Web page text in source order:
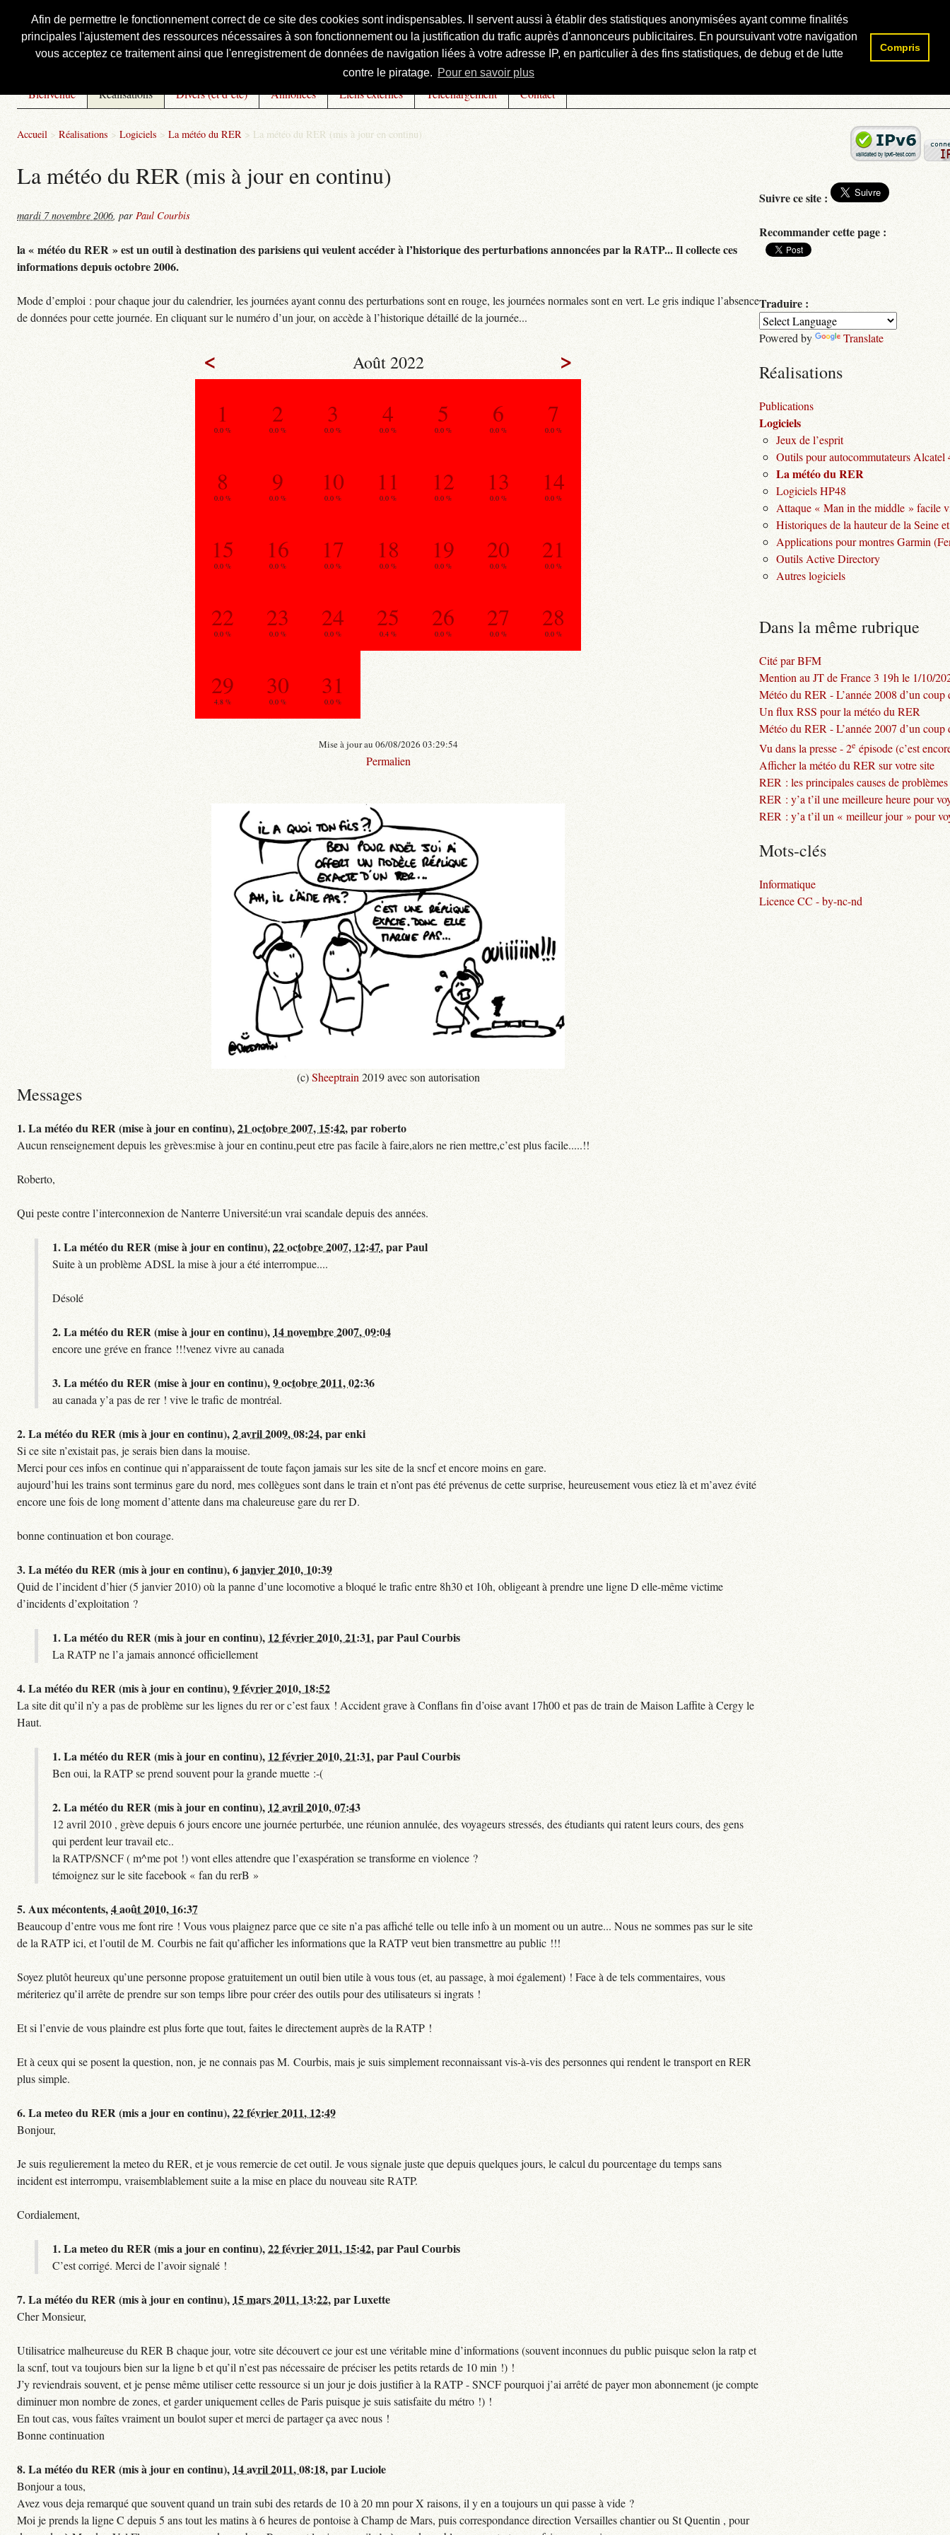
Afin de permettre le fonctionnement correct de ce site des cookies sont indispensables. Il servent aussi à établir des statistiques anonymisées ayant comme finalités
principales l'ajustement des ressources nécessaires à son fonctionnement ou la justification du trafic auprès d'annonceurs publicitaires. En poursuivant votre navigation
vous acceptez ce traitement ainsi que l'enregistrement de données de navigation liées à votre adresse IP, en particulier à des fins statistiques, de debug et de lutte
contre le piratage. Pour en savoir plus
Compris
Courbis, « LE » Blog Officiel
Bienvenue Réalisations Divers (et d’été) Annonces Liens externes Téléchargement Contact
Accueil > Réalisations > Logiciels > La météo du RER > La météo du RER (mis à jour en continu)
La météo du RER (mis à jour en continu)
mardi 7 novembre 2006, par Paul Courbis
la « météo du RER » est un outil à destination des parisiens qui veulent accéder à l’historique des perturbations annoncées par la RATP... Il collecte ces
informations depuis octobre 2006.
Mode d’emploi : pour chaque jour du calendrier, les journées ayant connu des perturbations sont en rouge, les journées normales sont en vert. Le gris indique l’absence
de données pour cette journée. En cliquant sur le numéro d’un jour, on accède à l’historique détaillé de la journée...
< Août 2022 >
1
0.0 %
2
0.0 %
3
0.0 %
4
0.0 %
5
0.0 %
6
0.0 %
7
0.0 %
8
0.0 %
9
0.0 %
10
0.0 %
11
0.0 %
12
0.0 %
13
0.0 %
14
0.0 %
15
0.0 %
16
0.0 %
17
0.0 %
18
0.0 %
19
0.0 %
20
0.0 %
21
0.0 %
22
0.0 %
23
0.0 %
24
0.0 %
25
0.4 %
26
0.0 %
27
0.0 %
28
0.0 %
29
4.8 %
30
0.0 %
31
0.0 %
Mise à jour au 06/08/2026 03:29:54
Permalien
(c)Sheeptrain 2019 avec son autorisation
Messages
1.La météo du RER (mise à jour en continu),21 octobre 2007, 15:42,parroberto
Aucun renseignement depuis les grèves:mise à jour en continu,peut etre pas facile à faire,alors ne rien mettre,c’est plus facile.....!!
Roberto,
Qui peste contre l’interconnexion de Nanterre Université:un vrai scandale depuis des années.
1.La météo du RER (mise à jour en continu),22 octobre 2007, 12:47,parPaul
Suite à un problème ADSL la mise à jour a été interrompue....
Désolé
2.La météo du RER (mise à jour en continu), 14 novembre 2007, 09:04
encore une gréve en france !!!venez vivre au canada
3.La météo du RER (mise à jour en continu),9 octobre 2011, 02:36
au canada y’a pas de rer ! vive le trafic de montréal.
2.La météo du RER (mis à jour en continu),2 avril 2009, 08:24,parenki
Si ce site n’existait pas, je serais bien dans la mouise.
Merci pour ces infos en continue qui n’apparaissent de toute façon jamais sur les site de la sncf et encore moins en gare.
aujourd’hui les trains sont terminus gare du nord, mes collègues sont dans le train et n’ont pas été prévenus de cette surprise, heureusement vous etiez là et m’avez évité
encore une fois de long moment d’attente dans ma chaleureuse gare du rer D.
bonne continuation et bon courage.
3.La météo du RER (mis à jour en continu),6 janvier 2010, 10:39
Quid de l’incident d’hier (5 janvier 2010) où la panne d’une locomotive a bloqué le trafic entre 8h30 et 10h, obligeant à prendre une ligne D elle-même victime
d’incidents d’exploitation ?
1.La météo du RER (mis à jour en continu), 12 février 2010, 21:31,parPaul Courbis
La RATP ne l’a jamais annoncé officiellement
4.La météo du RER (mis à jour en continu),9 février 2010, 18:52
La site dit qu’il n’y a pas de problème sur les lignes du rer or c’est faux ! Accident grave à Conflans fin d’oise avant 17h00 et pas de train de Maison Laffite à Cergy le
Haut.
1.La météo du RER (mis à jour en continu), 12 février 2010, 21:31,parPaul Courbis
Ben oui, la RATP se prend souvent pour la grande muette :-(
2.La météo du RER (mis à jour en continu), 12 avril 2010, 07:43
12 avril 2010 , grève depuis 6 jours encore une journée perturbée, une réunion annulée, des voyageurs stressés, des étudiants qui ratent leurs cours, des gens
qui perdent leur travail etc..
la RATP/SNCF ( m^me pot !) vont elles attendre que l’exaspération se transforme en violence ?
témoignez sur le site facebook « fan du rerB »
5.Aux mécontents,4 août 2010, 16:37
Beaucoup d’entre vous me font rire ! Vous vous plaignez parce que ce site n’a pas affiché telle ou telle info à un moment ou un autre... Nous ne sommes pas sur le site
de la RATP ici, et l’outil de M. Courbis ne fait qu’afficher les informations que la RATP veut bien transmettre au public !!!
Soyez plutôt heureux qu’une personne propose gratuitement un outil bien utile à vous tous (et, au passage, à moi également) ! Face à de tels commentaires, vous
mériteriez qu’il arrête de prendre sur son temps libre pour créer des outils pour des utilisateurs si ingrats !
Et si l’envie de vous plaindre est plus forte que tout, faites le directement auprès de la RATP !
Et à ceux qui se posent la question, non, je ne connais pas M. Courbis, mais je suis simplement reconnaissant vis-à-vis des personnes qui rendent le transport en RER
plus simple.
6.La meteo du RER (mis a jour en continu),22 février 2011, 12:49
Bonjour,
Je suis regulierement la meteo du RER, et je vous remercie de cet outil. Je vous signale juste que depuis quelques jours, le calcul du pourcentage du temps sans
incident est interrompu, vraisemblablement suite a la mise en place du nouveau site RATP.
Cordialement,
1.La meteo du RER (mis a jour en continu),22 février 2011, 15:42,parPaul Courbis
C’est corrigé. Merci de l’avoir signalé !
7.La météo du RER (mis à jour en continu), 15 mars 2011, 13:22,parLuxette
Cher Monsieur,
Utilisatrice malheureuse du RER B chaque jour, votre site découvert ce jour est une véritable mine d’informations (souvent inconnues du public puisque selon la ratp et
la scnf, tout va toujours bien sur la ligne b et qu’il n’est pas nécessaire de préciser les petits retards de 10 min !) !
J’y reviendrais souvent, et je pense même utiliser cette ressource si un jour je dois justifier à la RATP - SNCF pourquoi j’ai arrêté de payer mon abonnement (je compte
diminuer mon nombre de zones, et garder uniquement celles de Paris puisque je suis satisfaite du métro !) !
En tout cas, vous faîtes vraiment un boulot super et merci de partager ça avec nous !
Bonne continuation
8.La météo du RER (mis à jour en continu), 14 avril 2011, 08:18,parLuciole
Bonjour a tous,
Avez vous deja remarqué que souvent quand un train subi des retards de 10 à 20 mn pour X raisons, il y en a toujours un qui passe à vide ?
Moi je prends la ligne C depuis 5 ans tout les matins à 6 heures de pontoise à Champ de Mars, puis correspondance direction Versailles chantier ou St Quentin , pour
Rechercher :
Suivre ce site :
Recommander cette page :
Traduire :
Powered by Translate
Réalisations
Publications
Logiciels
Jeux de l’esprit
Outils pour autocommutateurs Alcatel
La météo du RER
Logiciels HP48
Attaque « Man in the middle » facile
Historiques de la hauteur de la Seine
Applications pour montres Garmin
Outils Active Directory
Autres logiciels
Dans la même rubrique
Cité par BFM
Mention au JT de France 3 19h le 1/10/
Météo du RER - L’année 2008 d’un coup
Un flux RSS pour la météo du RER
Météo du RER - L’année 2007 d’un coup
Vu dans la presse - 2e épisode (c’est
Afficher la météo du RER sur votre site
RER : les principales causes de problèmes
RER : y’a t’il une meilleure heure pour
RER : y’a t’il un « meilleur jour » pour
Mots-clés
Informatique
Licence CC - by-nc-nd